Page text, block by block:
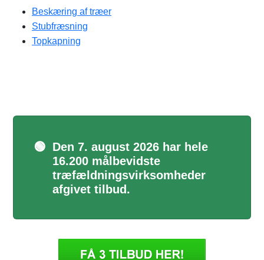
Beskæring af træer
Stubfræsning
Topkapning
🟢 Den 7. august 2026 har hele
16.200 målbevidste
træfældningsvirksomheder
afgivet tilbud.